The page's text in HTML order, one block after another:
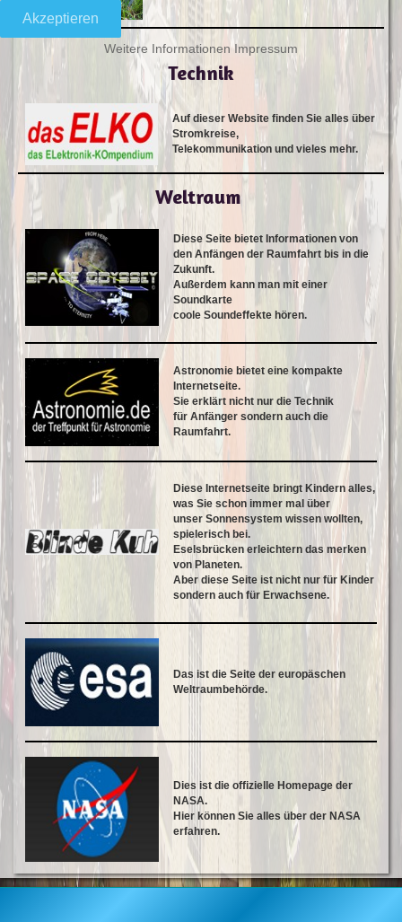
Technik
Auf dieser Website finden Sie alles über
Stromkreise,
Telekommunikation und vieles mehr.
Weltraum
Diese Seite bietet Informationen von
den Anfängen der Raumfahrt bis in die
Zukunft.
Außerdem kann man mit einer
Soundkarte
coole Soundeffekte hören.
Astronomie bietet eine kompakte
Internetseite.
Sie erklärt nicht nur die Technik
für Anfänger sondern auch die
Raumfahrt.
Diese Internetseite bringt Kindern alles,
was Sie schon immer mal über
unser Sonnensystem wissen wollten,
spielerisch bei.
Eselsbrücken erleichtern das merken
von Planeten.
Aber diese Seite ist nicht nur für Kinder
sondern auch für Erwachsene.
Das ist die Seite der europäschen
Weltraumbehörde.
Dies ist die offizielle Homepage der
NASA.
Hier können Sie alles über der NASA
erfahren.
Akzeptieren
Weitere Informationen Impressum